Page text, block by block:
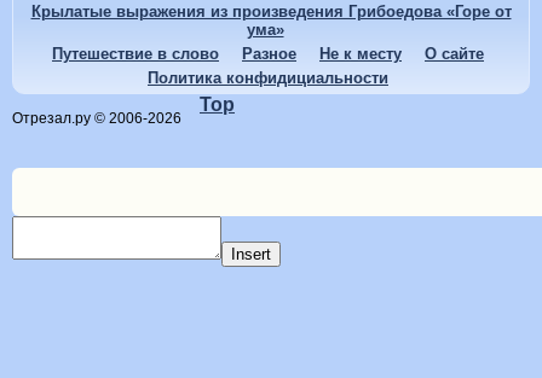
Крылатые выражения из произведения Грибоедова «Горе от
ума»
Путешествие в слово
Разное Не к месту
О сайте
Политика конфидициальности
Отрезал.ру © 2006-2026
Top
Insert